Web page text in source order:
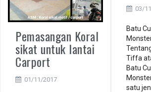
03/
Batu
Tiffa
Batu
satu
Pemasangan Koral
sikat untuk lantai
Carport
01/11/2017